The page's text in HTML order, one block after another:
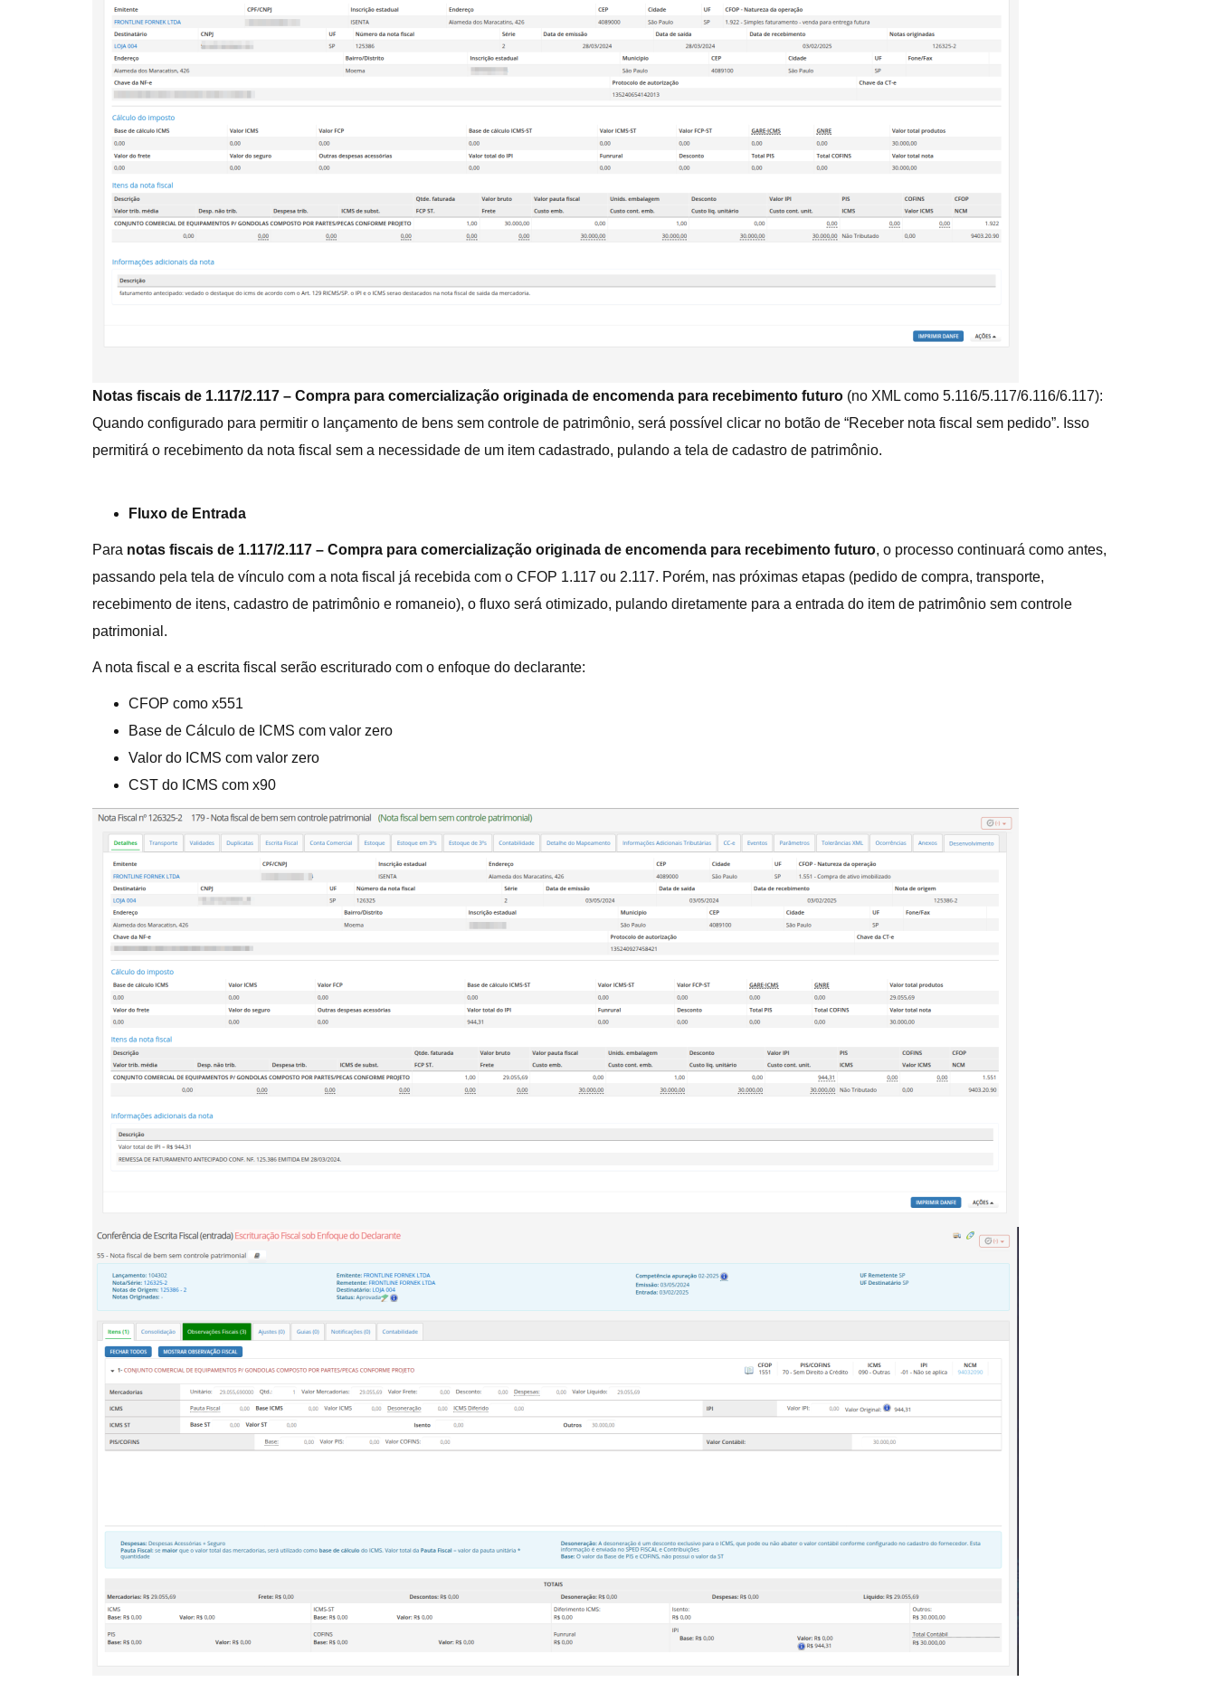
Notas fiscais de 1.117/2.117 – Compra para comercialização originada de encomenda para recebimento futuro (no XML como 5.116/5.117/6.116/6.117):
Quando configurado para permitir o lançamento de bens sem controle de patrimônio, será possível clicar no botão de “Receber nota fiscal sem pedido”. Isso
permitirá o recebimento da nota fiscal sem a necessidade de um item cadastrado, pulando a tela de cadastro de patrimônio.
Fluxo de Entrada
Para notas fiscais de 1.117/2.117 – Compra para comercialização originada de encomenda para recebimento futuro, o processo continuará como antes,
passando pela tela de vínculo com a nota fiscal já recebida com o CFOP 1.117 ou 2.117. Porém, nas próximas etapas (pedido de compra, transporte,
recebimento de itens, cadastro de patrimônio e romaneio), o fluxo será otimizado, pulando diretamente para a entrada do item de patrimônio sem controle
patrimonial.
A nota fiscal e a escrita fiscal serão escriturado com o enfoque do declarante:
CFOP como x551
Base de Cálculo de ICMS com valor zero
Valor do ICMS com valor zero
CST do ICMS com x90